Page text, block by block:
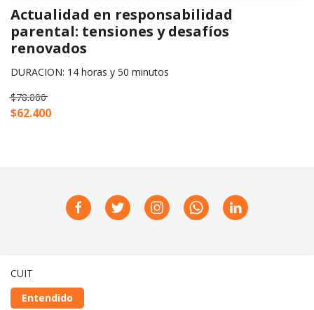
Actualidad en responsabilidad
parental: tensiones y desafíos
renovados
DURACION: 14 horas y 50 minutos
$78.000
$62.400
CUIT
Entendido